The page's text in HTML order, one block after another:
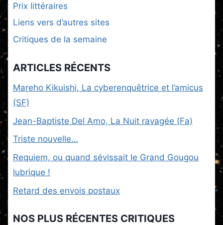
Prix littéraires
Liens vers d’autres sites
Critiques de la semaine
ARTICLES RÉCENTS
Mareho Kikuishi, La cyberenquêtrice et l’amicus
(SF)
Jean-Baptiste Del Amo, La Nuit ravagée (Fa)
Triste nouvelle…
Requiem, ou quand sévissait le Grand Gougou
lubrique !
Retard des envois postaux
NOS PLUS RÉCENTES CRITIQUES